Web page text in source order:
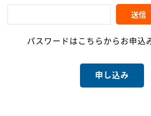
パスワードはこちらからお申込
申し込み